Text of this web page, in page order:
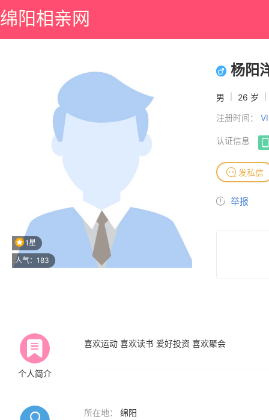
绵阳相亲网
1星
人气：183
杨阳
男 26 岁
注册时间：
认证信息
发私信
举报
个人简介
喜欢运动 喜欢读书 爱好投资 喜欢聚会
所在地：
绵阳